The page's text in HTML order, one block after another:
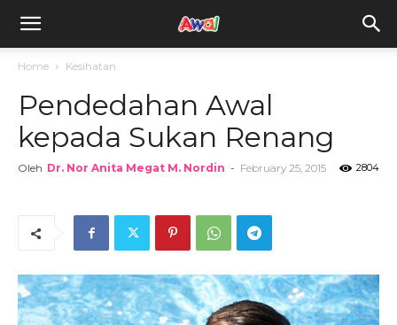
awal.my
Home Kesihatan
Pendedahan Awal
kepada Sukan Renang
Oleh Dr. Nor Anita Megat M. Nordin - February 25, 2015 2804